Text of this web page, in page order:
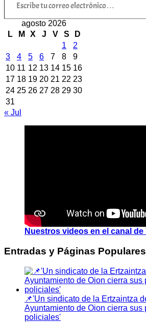
agosto 2026
L
M X J V S
D
1
2
3
4 5 6 7 8
9
10 11 12 13 14 15 16
17 18 19 20 21 22 23
24 25 26 27 28 29 30
31
« Jul
Nuestros videos en el canal de
Entradas y Páginas Populares
📌'Un sindicato de la Ertzaintza
Ayuntamiento de Oion cierra sus
policiales'